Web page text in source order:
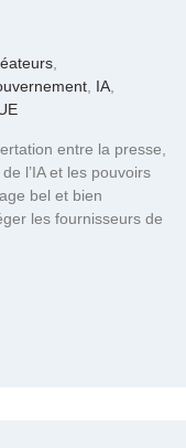
IA
entre la presse,
l’IA et les pouvoirs
bel et bien
les fournisseurs de